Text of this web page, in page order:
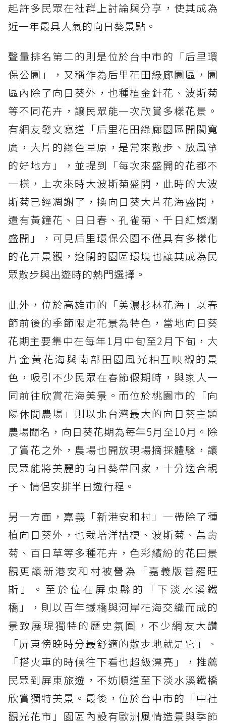
起許多民眾在社群上討論與分享，使其成為
近一年最具人氣的向日葵景點。
聲量排名第二的則是位於台中市的「后里環
保公園」，又稱作為后里花田綠廊園區，園
區內除了向日葵外，也種植金針花、波斯菊
等不同花卉，讓民眾能一次欣賞多樣花景。
有網友發文寫道「后里花田綠廊園區開闊寬
廣，大片的綠色草原，是常來散步、放風箏
的好地方」，並提到「每次來盛開的花都不
一樣，上次來時大波斯菊盛開，此時的大波
斯菊已經凋謝了，換向日葵大片花海盛開，
還有黃鐘花、日日春、孔雀菊、千日紅燦爛
盛開」，可見后里環保公園不僅具有多樣化
的花卉景觀，遼闊的園區環境也讓其成為民
眾散步與出遊時的熱門選擇。
此外，位於高雄市的「美濃杉林花海」以春
節前後的季節限定花景為特色，當地向日葵
花期主要集中在每年1月中旬至2月下旬，大
片金黃花海與南部田園風光相互映襯的景
色，吸引不少民眾在春節假期時，與家人一
同前往欣賞花海美景。而位於桃園市的「向
陽休閒農場」則以北台灣最大的向日葵主題
農場聞名，向日葵花期為每年5月至10月。除
了賞花之外，農場也開放現場摘採體驗，讓
民眾能將美麗的向日葵帶回家，十分適合親
子、情侶安排半日遊行程。
另一方面，嘉義「新港安和村」一帶除了種
植向日葵外，也栽培洋桔梗、波斯菊、萬壽
菊、百日草等多種花卉，色彩繽紛的花田景
觀更讓新港安和村被譽為「嘉義版普羅旺
斯」。至於位在屏東縣的「下淡水溪鐵
橋」，則以百年鐵橋與河岸花海交織而成的
景致展現獨特的歷史氛圍，不少網友大讚
「屏東傍晚時分最舒適的散步地就是它」、
「搭火車的時候往下看也超級漂亮」，推薦
民眾到屏東旅遊，不妨順道至下淡水溪鐵橋
欣賞獨特美景。最後，位於台中市的「中社
觀光花市」園區內設有歐洲風情造景與季節